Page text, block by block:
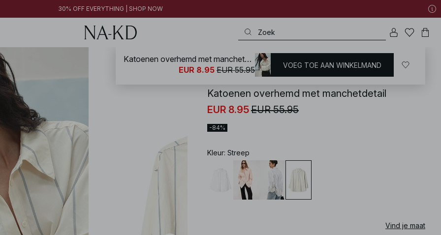
30% OFF EVERYTHING | SHOP NOW
NA-KD / Overhemden & Blouses Overhemden
Katoenen overhemd met manchetdetail
EUR 8.95EUR 55.95
-84%
Kleur: Streep
Vind je maat
Katoenen overhemd met manchetdetail
EUR 8.95 EUR 55.95 VOEG TOE AAN WINKELMAND